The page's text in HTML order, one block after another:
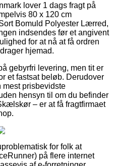
lover 1 dags fragt på
80 x 120 cm
Bomuld Polyester Lærred,
indsendes før et angivent
for at nå at få ordren
hjemad.
gebyrfri levering, men tit er
et fastsat beløb. Derudover
mest prisbevidste
hensyn til om du befinder
– er at få fragtfirmaet
for folk at
på flere internet